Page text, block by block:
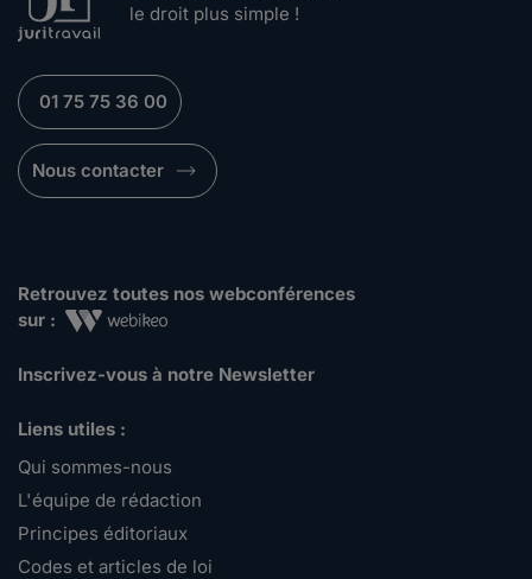
le droit plus simple !
01 75 75 36 00
Nous contacter
Retrouvez toutes nos webconférences
sur :
Inscrivez-vous à notre Newsletter
Liens utiles :
Qui sommes-nous
L'équipe de rédaction
Principes éditoriaux
Codes et articles de loi